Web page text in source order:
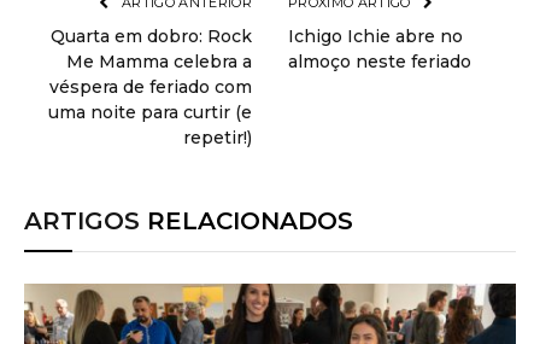
Quarta em dobro: Rock
Me Mamma celebra a
véspera de feriado com
uma noite para curtir (e
repetir!)
Ichigo Ichie abre no
almoço neste feriado
ARTIGOS RELACIONADOS